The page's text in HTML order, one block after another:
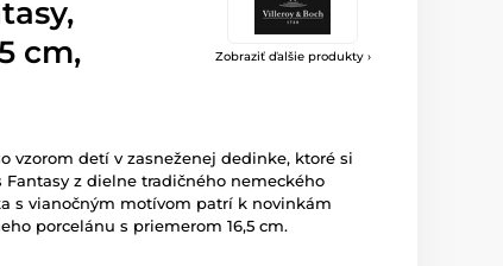
Zobraziť ďalšie produkty ›
cm,
vzorom detí v zasneženej dedinke, ktoré si
Fantasy z dielne tradičného nemeckého
s vianočným motívom patrí k novinkám
porcelánu s priemerom 16,5 cm.